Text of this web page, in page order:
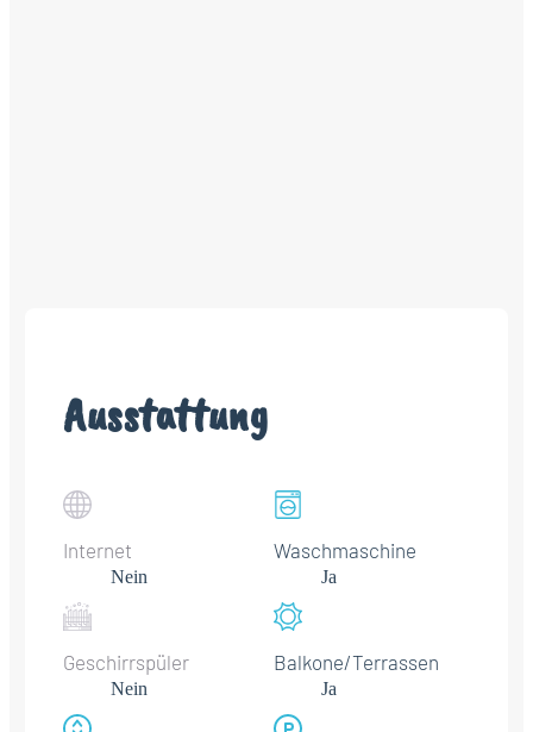
Ausstattung
Internet
Nein
Waschmaschine
Ja
Geschirrspüler
Nein
Balkone/Terrassen
Ja